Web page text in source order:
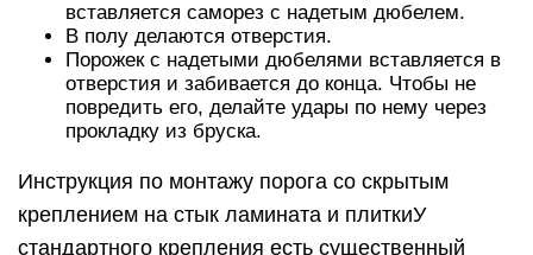
вставляется саморез с надетым дюбелем.
В полу делаются отверстия.
Порожек с надетыми дюбелями вставляется в
отверстия и забивается до конца. Чтобы не
повредить его, делайте удары по нему через
прокладку из бруска.
Инструкция по монтажу порога со скрытым
креплением на стык ламината и плиткиУ
стандартного крепления есть существенный